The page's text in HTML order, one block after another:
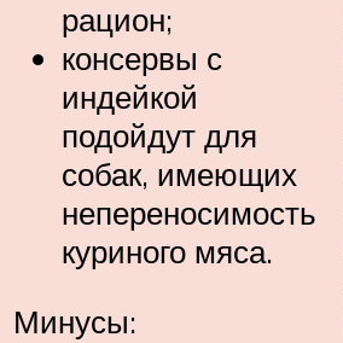
рацион;
консервы с
индейкой
подойдут для
собак, имеющих
непереносимость
куриного мяса.
Минусы: